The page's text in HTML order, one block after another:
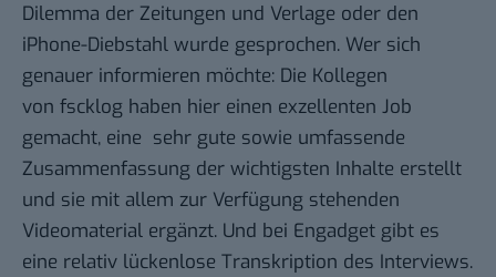
Dilemma der Zeitungen und Verlage oder den
iPhone-Diebstahl wurde gesprochen. Wer sich
genauer informieren möchte: Die Kollegen
von fscklog haben hier einen exzellenten Job
gemacht, eine sehr gute sowie umfassende
Zusammenfassung der wichtigsten Inhalte erstellt
und sie mit allem zur Verfügung stehenden
Videomaterial ergänzt. Und bei Engadget gibt es
eine relativ lückenlose Transkription des Interviews.